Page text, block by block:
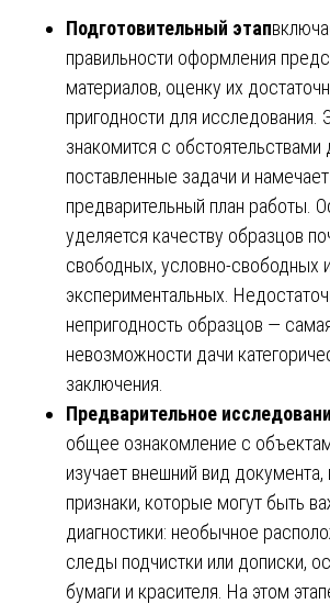
Подготовительный этап
правильности оформления
материалов, оценку их
пригодности для исследования.
знакомится с обстоятельствами
поставленные задачи и намечает
предварительный план работы.
уделяется качеству образцов
свободных, условно-свободных и
экспериментальных.
непригодность образцов —
невозможности дачи
заключения.
Предварительное
общее ознакомление с
изучает внешний вид документа,
признаки, которые могут быть
диагностики: необычное
следы подчистки или дописки,
бумаги и красителя. На этом